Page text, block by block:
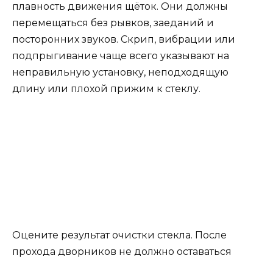
плавность движения щёток. Они должны
перемещаться без рывков, заеданий и
посторонних звуков. Скрип, вибрации или
подпрыгивание чаще всего указывают на
неправильную установку, неподходящую
длину или плохой прижим к стеклу.
Оцените результат очистки стекла. После
прохода дворников не должно оставаться